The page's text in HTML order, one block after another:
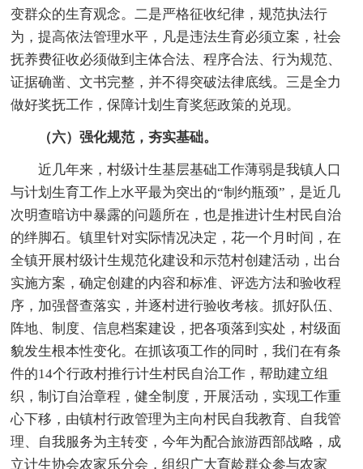
变群众的生育观念。二是严格征收纪律，规范执法行
为，提高依法管理水平，凡是违法生育必须立案，社会
抚养费征收必须做到主体合法、程序合法、行为规范、
证据确凿、文书完整，并不得突破法律底线。三是全力
做好奖抚工作，保障计划生育奖惩政策的兑现。
（六）强化规范，夯实基础。
近几年来，村级计生基层基础工作薄弱是我镇人口
与计划生育工作上水平最为突出的“制约瓶颈”，是近几
次明查暗访中暴露的问题所在，也是推进计生村民自治
的绊脚石。镇里针对实际情况决定，花一个月时间，在
全镇开展村级计生规范化建设和示范村创建活动，出台
实施方案，确定创建的内容和标准、评选方法和验收程
序，加强督查落实，并逐村进行验收考核。抓好队伍、
阵地、制度、信息档案建设，把各项落到实处，村级面
貌发生根本性变化。在抓该项工作的同时，我们在有条
件的14个行政村推行计生村民自治工作，帮助建立组
织，制订自治章程，健全制度，开展活动，实现工作重
心下移，由镇村行政管理为主向村民自我教育、自我管
理、自我服务为主转变，今年为配合旅游西部战略，成
立计生协会农家乐分会，组织广大育龄群众参与农家